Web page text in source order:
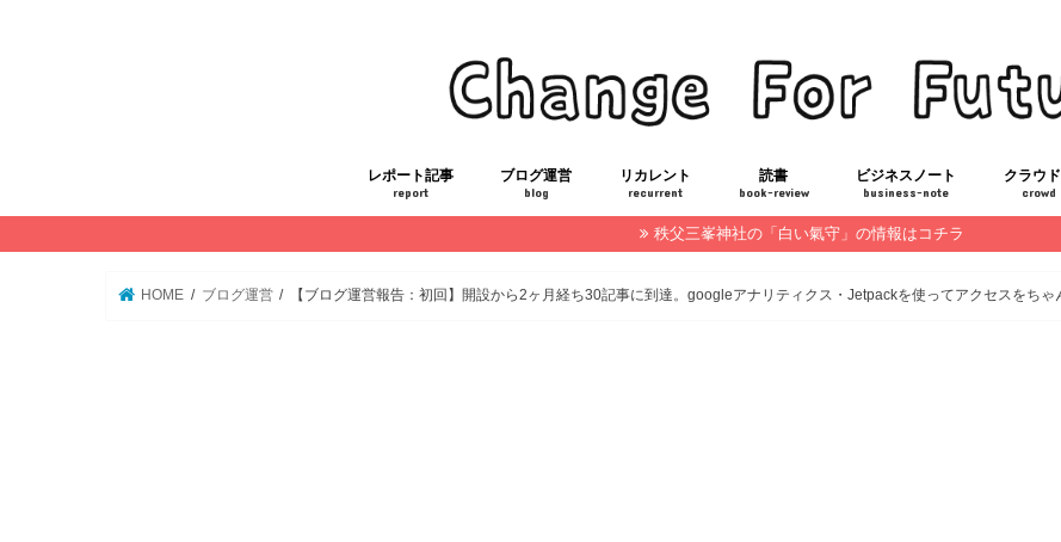
レポート記事
report
ブログ運営
blog
リカレント
recurrent
FP技能士3級合格勉強法
ITパスポート合格勉強法
読書
book-review
ビジネスノート
business-note
仕事を辞める
社会人の基礎知識
仕事術
クラウ
crowd
秩父三峯神社の「白い氣守」の情報はコチラ
HOME ブログ運営 【ブログ運営報告：初回】開設から2ヶ月経ち30記事に到達。googleアナリティクス・Jetpackを使ってアクセスをちゃ